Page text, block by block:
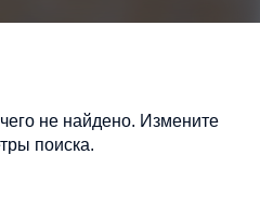
не найдено. Измените
поиска.